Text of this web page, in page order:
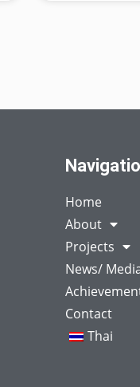
Home
About
Projects
News/
Contact
Thai